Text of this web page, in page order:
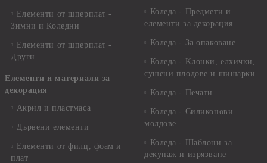
Елементи от шперплат -
Зимни и Коледни
Елементи от шперплат -
Други
Елементи и материали за
декорация
Акрил и пластмаса
Дървени елементи
Елементи от филц, фоам и
плат
Коледа - Предмети и
елементи за декорация
Коледа - За опаковане
Коледа - Kлонки, елхички,
сушени плодове и шишарки
Коледа - Печати
Коледа - Силиконови
молдове
Коледа - Шаблони за
декупаж и изрязване